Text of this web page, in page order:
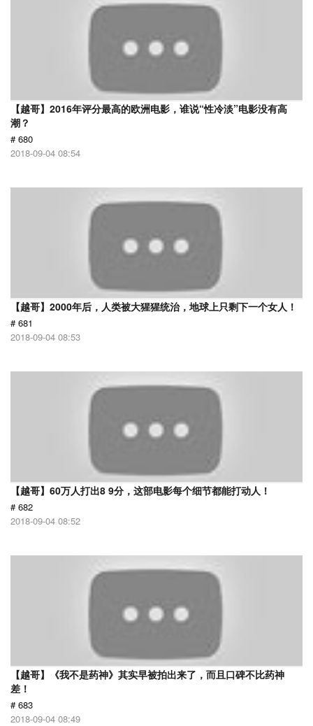
【越哥】2016年评分最高的欧洲电影，谁说“性冷淡”电影没有高
潮？
# 680
2018-09-04 08:54
【越哥】2000年后，人类被大猩猩统治，地球上只剩下一个女人！
# 681
2018-09-04 08:53
【越哥】60万人打出8 9分，这部电影每个细节都能打动人！
# 682
2018-09-04 08:52
【越哥】《我不是药神》其实早被拍出来了，而且口碑不比药神
差！
# 683
2018-09-04 08:49